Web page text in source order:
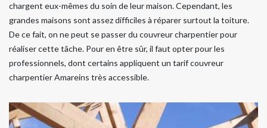
chargent eux-mêmes du soin de leur maison. Cependant, les
grandes maisons sont assez difficiles à réparer surtout la toiture.
De ce fait, on ne peut se passer du couvreur charpentier pour
réaliser cette tâche. Pour en être sûr, il faut opter pour les
professionnels, dont certains appliquent un tarif couvreur
charpentier Amareins très accessible.